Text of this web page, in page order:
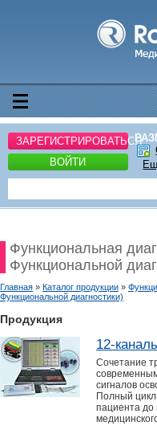
ЗАРЕГИСТРИРОВАТЬСЯ
ВОЙТИ
Функциональная
Функциональной
Главная » Каталог продукции »
Функциональной диагностики)
Продукция
12-
Сочетание
сигналов
Полный цикл
пациента до